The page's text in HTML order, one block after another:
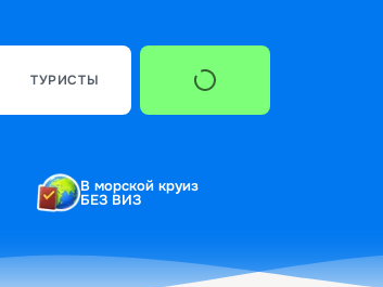
ТУРИСТЫ
В морской круиз
БЕЗ ВИЗ